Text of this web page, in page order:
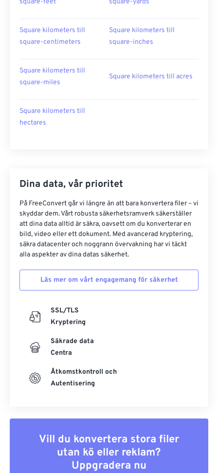
square-feet square-yards
Square kilometers till
square-centimeters
Square kilometers till
square-inches
Square kilometers till
square-miles
Square kilometers till acres
Square kilometers till
hectares
Dina data, vår prioritet
På FreeConvert går vi längre än att bara konvertera filer – vi
skyddar dem. Vårt robusta säkerhetsramverk säkerställer
att dina data alltid är säkra, oavsett om du konverterar en
bild, video eller ett dokument. Med avancerad kryptering,
säkra datacenter och noggrann övervakning har vi täckt
alla aspekter av dina datas säkerhet.
Läs mer om vårt engagemang för säkerhet
SSL/TLS
Kryptering
Säkrade data
Centra
Åtkomstkontroll och
Autentisering
Vill du konvertera stora filer
utan kö eller reklam?
Uppgradera nu